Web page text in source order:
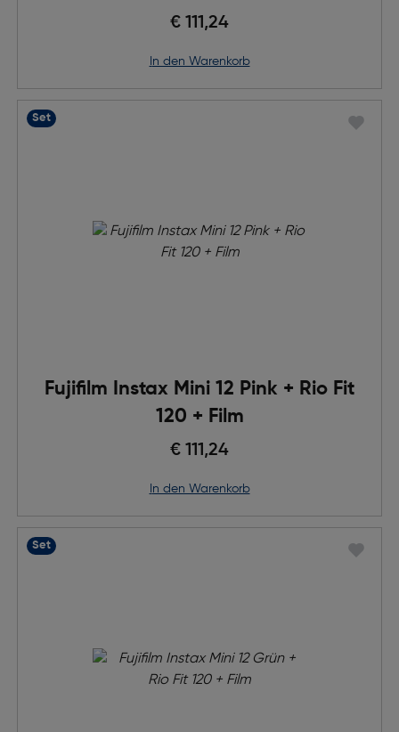
€ 111,24
in den Warenkorb
Fujifilm Instax Mini 12 Pink + Rio Fit
120 + Film
€ 111,24
in den Warenkorb
Set
Set